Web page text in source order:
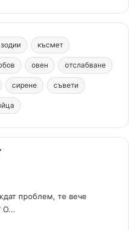
T
u
b
e
t
a
g
r
m
c
m
зодии късмет
овен отслабване
сирене съвети
проблем, те вече
О...